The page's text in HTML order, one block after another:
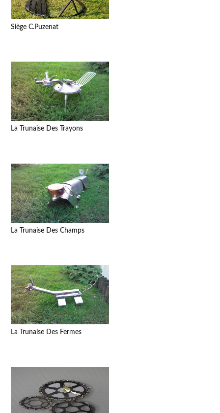
Siège C.Puzenat
La Trunaise Des Trayons
La Trunaise Des Champs
La Trunaise Des Fermes